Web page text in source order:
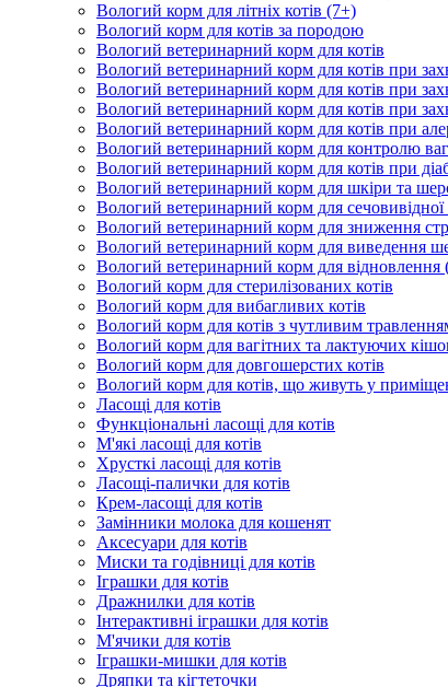
Вологий корм для літніх котів (7+)
Вологий корм для котів за породою
Вологий ветеринарний корм для котів
Вологий ветеринарний корм для котів при
Вологий ветеринарний корм для котів при
Вологий ветеринарний корм для котів при
Вологий ветеринарний корм для котів при
Вологий ветеринарний корм для контролю
Вологий ветеринарний корм для котів при
Вологий ветеринарний корм для шкіри та
Вологий ветеринарний корм для
Вологий ветеринарний корм для зниження
Вологий ветеринарний корм для виведення
Вологий ветеринарний корм для відновлення
Вологий корм для стерилізованих котів
Вологий корм для вибагливих котів
Вологий корм для котів з чутливим
Вологий корм для вагітних та лактуючих
Вологий корм для довгошерстих котів
Вологий корм для котів, що живуть у
Ласощі для котів
Функціональні ласощі для котів
М'які ласощі для котів
Хрусткі ласощі для котів
Ласощі-палички для котів
Крем-ласощі для котів
Замінники молока для кошенят
Аксесуари для котів
Миски та годівниці для котів
Іграшки для котів
Дражнилки для котів
Інтерактивні іграшки для котів
М'ячики для котів
Іграшки-мишки для котів
Дряпки та кігтеточки